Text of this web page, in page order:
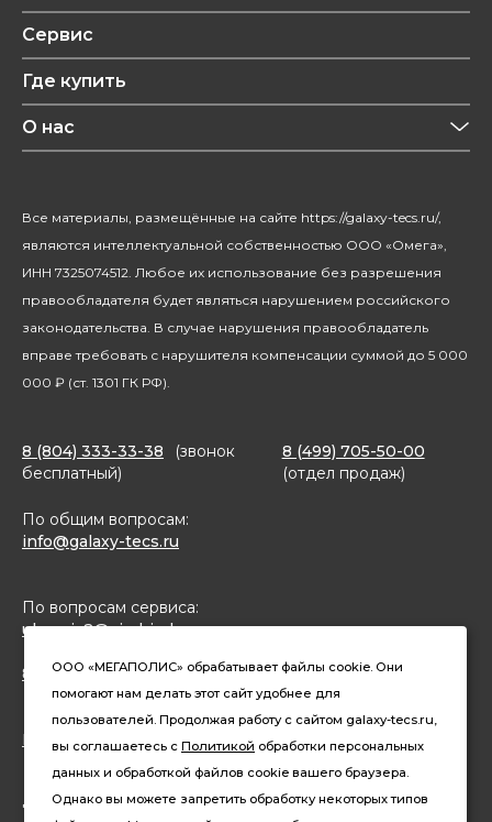
Техника для кухни
Уход за волосами
Красота и здоровье
Уход за домом
Посуда
Обзоры
Рецепты
Сервис
Где купить
О нас
Благотворительность
Все материалы, размещённые на сайте https://galaxy-tecs.ru/,
являются интеллектуальной собственностью ООО «Омега»,
ИНН 7325074512. Любое их использование без разрешения
правообладателя будет являться нарушением российского
законодательства. В случае нарушения правообладатель
вправе требовать с нарушителя компенсации суммой до 5 000
000 ₽ (ст. 1301 ГК РФ).
8 (804) 333-33-38
(звонок
бесплатный)
8 (499) 705-50-00
(отдел продаж)
По общим вопросам:
info@galaxy-tecs.ru
По вопросам сервиса:
ulservis2@simbirsk-crown.ru
8(962)633-02-15 (чат в MAX)
Конфиденциальность
Давайте дружить
ООО «МЕГАПОЛИС» обрабатывает файлы cookie. Они
помогают нам делать этот сайт удобнее для
пользователей. Продолжая работу с сайтом galaxy-tecs.ru,
вы соглашаетесь сПолитикой обработки персональных
данных и обработкой файлов cookie вашего браузера.
Однако вы можете запретить обработку некоторых типов